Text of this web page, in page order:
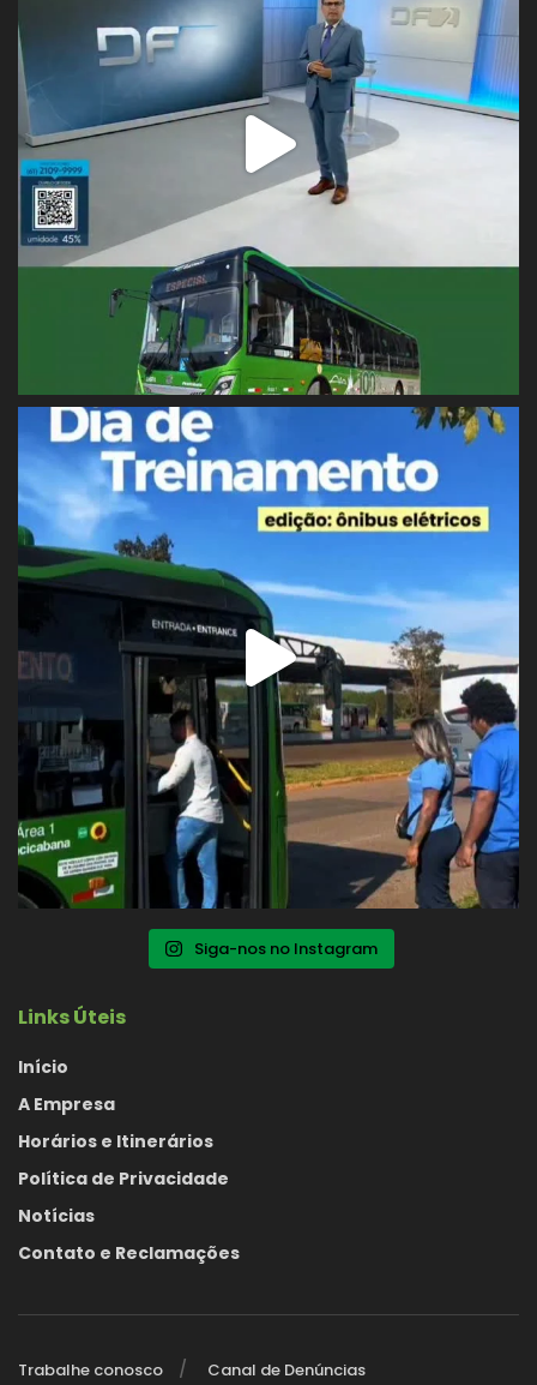
Siga-nos no Instagram
Links Úteis
Início
A Empresa
Horários e Itinerários
Política de Privacidade
Notícias
Contato e Reclamações
Trabalhe conosco Canal de Denúncias